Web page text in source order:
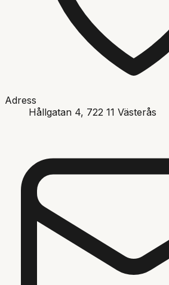
Adress
Hållgatan 4, 722 11 Västerås